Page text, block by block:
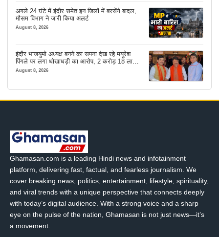
अगले 24 घंटे में इंदौर समेत इन जिलों में बरसेंगे बादल,
मौसम विभाग ने जारी किया अलर्ट
August 8, 2026
इंदौर भाजयुमो अध्यक्ष बनने का सपना देख रहे मयूरेश
पिंगले पर लगा धोखाधड़ी का आरोप, 2 करोड़ 18 लाख
लेने के बाद भी नहीं दिया जमीन का कब्जा
August 8, 2026
Ghamasan.com is a leading Hindi news and infotainment
platform, delivering fast, factual, and fearless journalism. We
cover breaking news, politics, entertainment, lifestyle, spirituality,
and viral trends with a unique perspective that connects deeply
with today’s digital audience. With a strong voice and a sharp
eye on the pulse of the nation, Ghamasan is not just news—it’s
a movement.